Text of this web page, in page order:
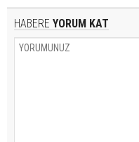
HABERE YORUM KAT